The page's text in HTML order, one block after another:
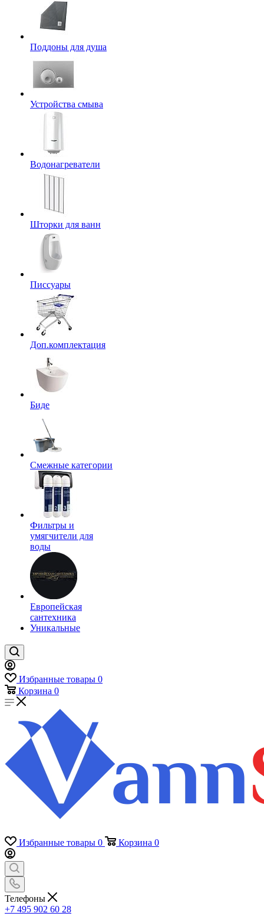
Поддоны для душа
Устройства смыва
Водонагреватели
Шторки для ванн
Писсуары
Доп.комплектация
Биде
Смежные категории
Фильтры и
умягчители для
воды
Европейская
сантехника
Уникальные
Избранные товары 0
Корзина 0
Избранные товары 0 Корзина 0
Телефоны
+7 495 902 60 28